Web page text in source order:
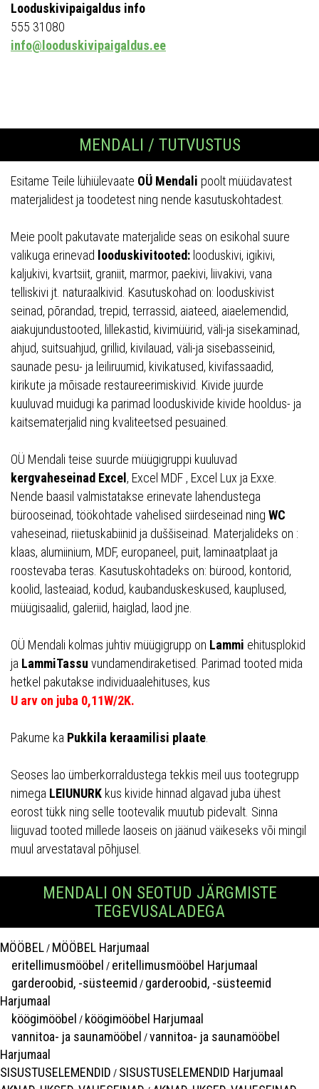
Looduskivipaigaldus info
555 31080
info@looduskivipaigaldus.ee
MENDALI / TUTVUSTUS
Esitame Teile lühiülevaate OÜ Mendali poolt müüdavatest
materjalidest ja toodetest ning nende kasutuskohtadest.
Meie poolt pakutavate materjalide seas on esikohal suure
valikuga erinevad looduskivitooted: looduskivi, igikivi,
kaljukivi, kvartsiit, graniit, marmor, paekivi, liivakivi, vana
telliskivi jt. naturaalkivid. Kasutuskohad on: looduskivist
seinad, põrandad, trepid, terrassid, aiateed, aiaelemendid,
aiakujundustooted, lillekastid, kivimüürid, väli-ja sisekaminad,
ahjud, suitsuahjud, grillid, kivilauad, väli-ja sisebasseinid,
saunade pesu- ja leiliruumid, kivikatused, kivifassaadid,
kirikute ja mõisade restaureerimiskivid. Kivide juurde
kuuluvad muidugi ka parimad looduskivide kivide hooldus- ja
kaitsematerjalid ning kvaliteetsed pesuained.
OÜ Mendali teise suurde müügigruppi kuuluvad
kergvaheseinad Excel , Excel MDF , Excel Lux ja Exxe.
Nende baasil valmistatakse erinevate lahendustega
bürooseinad, töökohtade vahelised siirdeseinad ning WC
vaheseinad, riietuskabiinid ja duššiseinad. Materjalideks on :
klaas, alumiinium, MDF, europaneel, puit, laminaatplaat ja
roostevaba teras. Kasutuskohtadeks on: bürood, kontorid,
koolid, lasteaiad, kodud, kaubanduskeskused, kauplused,
müügisaalid, galeriid, haiglad, laod jne.
OÜ Mendali kolmas juhtiv müügigrupp on Lammi ehitusplokid
ja LammiTassu vundamendiraketised. Parimad tooted mida
hetkel pakutakse individuaalehituses, kus
U arv on juba 0,11W/2K.
Pakume ka Pukkila keraamilisi plaate.
Seoses lao ümberkorraldustega tekkis meil uus tootegrupp
nimega LEIUNURK kus kivide hinnad algavad juba ühest
eorost tükk ning selle tootevalik muutub pidevalt. Sinna
liiguvad tooted millede laoseis on jäänud väikeseks või mingil
muul arvestataval põhjusel.
MENDALI ON SEOTUD JÄRGMISTE
TEGEVUSALADEGA
MÖÖBEL/ MÖÖBEL Harjumaal
eritellimusmööbel / eritellimusmööbel Harjumaal
garderoobid, -süsteemid / garderoobid, -süsteemid
Harjumaal
köögimööbel / köögimööbel Harjumaal
vannitoa- ja saunamööbel /vannitoa- ja saunamööbel
Harjumaal
SISUSTUSELEMENDID / SISUSTUSELEMENDID Harjumaal